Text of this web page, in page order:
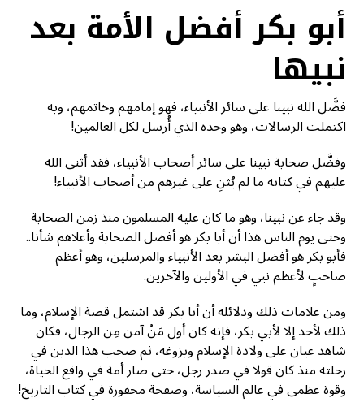
أبو بكر أفضل الأمة بعد
نبيها
فضَّل الله نبينا على سائر الأنبياء، فهو إمامهم وخاتمهم، وبه
اكتملت الرسالات، وهو وحده الذي أُرسل لكل العالمين!
وفضَّل صحابة نبينا على سائر أصحاب الأنبياء، فقد أثنى الله
عليهم في كتابه ما لم يُثنِ على غيرهم من أصحاب الأنبياء!
وقد جاء عن نبينا، وهو ما كان عليه المسلمون منذ زمن الصحابة
وحتى يوم الناس هذا أن أبا بكر هو أفضل الصحابة وأعلاهم شأنا..
فأبو بكر هو أفضل البشر بعد الأنبياء والمرسلين، وهو أعظم
صاحبٍ لأعظم نبي في الأولين والآخرين.
ومن علامات ذلك ودلائله أن أبا بكر قد اشتمل قصة الإسلام، وما
ذلك لأحد إلا لأبي بكر، فإنه كان أول مَنْ آمن مِن الرجال، فكان
شاهد عيان على ولادة الإسلام وبزوغه، ثم صحب هذا الدين في
رحلته منذ كان قولا في صدر رجل، حتى صار أمة في واقع الحياة،
وقوة عظمى في عالم السياسة، وصفحة محفورة في كتاب التاريخ!